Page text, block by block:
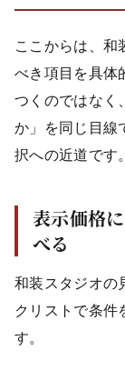
ここからは、和
べき項目を具体
つくのではなく
か」を同じ目線
択への近道です。
表示価格
べる
和装スタジオの
クリストで条件
す。